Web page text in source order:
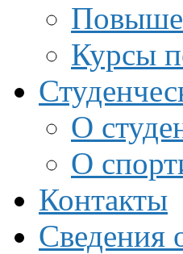
Курсы
О
О
Контакты
Сведения